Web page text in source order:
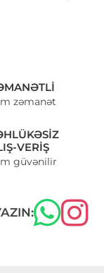
zəmanət
VERIŞ
güvənilir